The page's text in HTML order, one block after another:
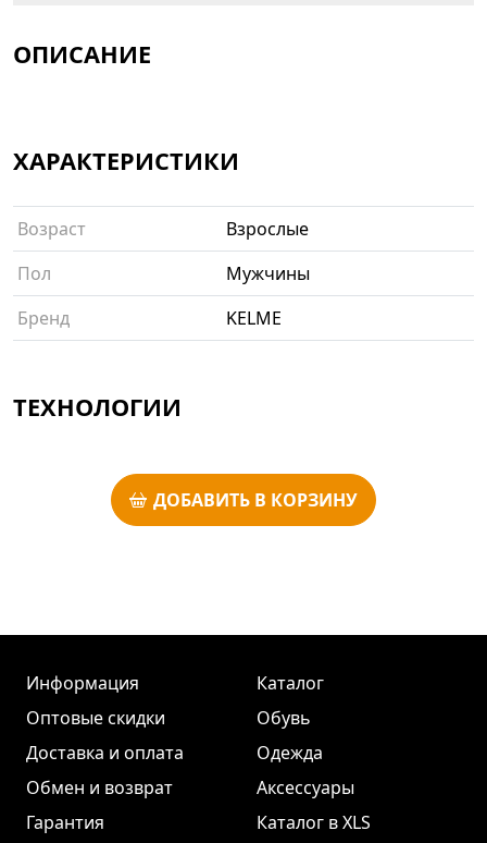
ОПИСАНИЕ
ХАРАКТЕРИСТИКИ
Возраст
Взрослые
Пол
Мужчины
Бренд
KELME
ТЕХНОЛОГИИ
ДОБАВИТЬ В КОРЗИНУ
Информация
Оптовые скидки
Доставка и оплата
Обмен и возврат
Гарантия
Каталог
Обувь
Одежда
Аксессуары
Каталог в XLS